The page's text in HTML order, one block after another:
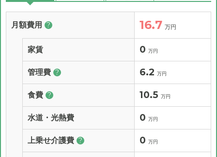
月額費用 ? 16.7 万円
家賃 0 万円
管理費 ? 6.2 万円
食費 ? 10.5 万円
水道・光熱費 0 万円
上乗せ介護費 ? 0 万円